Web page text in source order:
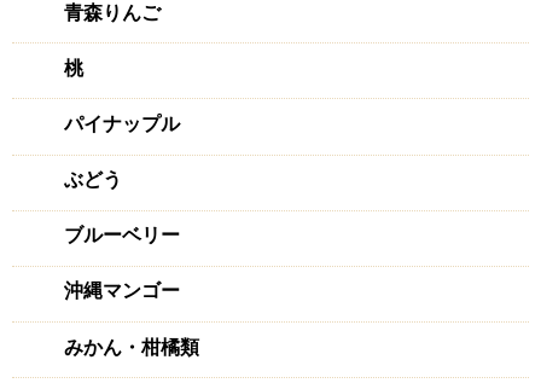
青森りんご
桃
パイナップル
ぶどう
ブルーベリー
沖縄マンゴー
みかん・柑橘類